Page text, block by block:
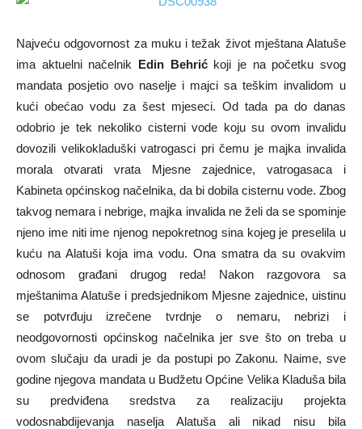
Najveću odgovornost za muku i težak život mještana Alatuše
ima aktuelni načelnik Edin Behrićkoji je na početku svog
mandata posjetio ovo naselje i majci sa teškim invalidom u
kući obećao vodu za šest mjeseci. Od tada pa do danas
odobrio je tek nekoliko cisterni vode koju su ovom invalidu
dovozili velikokladuški vatrogasci pri čemu je majka invalida
morala otvarati vrata Mjesne zajednice, vatrogasaca i
Kabineta općinskog načelnika, da bi dobila cisternu vode. Zbog
takvog nemara i nebrige, majka invalida ne želi da se spominje
njeno ime niti ime njenog nepokretnog sina kojeg je preselila u
kuću na Alatuši koja ima vodu. Ona smatra da su ovakvim
odnosom građani drugog reda! Nakon razgovora sa
mještanima Alatuše i predsjednikom Mjesne zajednice, uistinu
se potvrđuju izrečene tvrdnje o nemaru, nebrizi i
neodgovornosti općinskog načelnika jer sve što on treba u
ovom slučaju da uradi je da postupi po Zakonu. Naime, sve
godine njegova mandata u Budžetu Općine Velika Kladuša bila
su predviđena sredstva za realizaciju projekta
vodosnabdijevanja naselja Alatuša ali nikad nisu bila